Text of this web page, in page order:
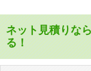
ネット見積りな
る！